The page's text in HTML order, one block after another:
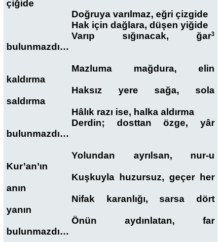
çiğide
Doğruya varılmaz, eğri çizgide
Hak için dağlara, düşen yiğide
Varıp sığınacak, ğar3
bulunmazdı…
Mazluma mağdura, elin
kaldırma
Haksız yere sağa, sola
saldırma
Hâlık razı ise, halka aldırma
Derdin; dosttan özge, yâr
bulunmazdı…
Yolundan ayrılsan, nur-u
Kur’an’ın
Kuşkuyla huzursuz, geçer her
anın
Nifak karanlığı, sarsa dört
yanın
Önün aydınlatan, far
bulunmazdı…